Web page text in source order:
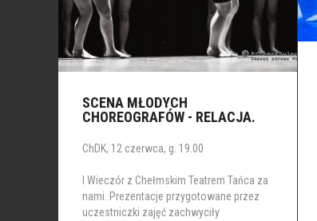
SCENA MŁODYCH
CHOREOGRAFÓW - RELACJA.
ChDK, 12 czerwca, g. 19.00
I Wieczór z Chełmskim Teatrem Tańca za
nami. Prezentacje przygotowane przez
uczestniczki zajęć zachwyciły